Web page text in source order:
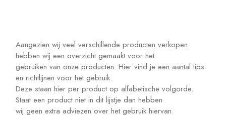
Aangezien wij veel verschillende producten verkopen
hebben wij een overzicht gemaakt voor het
gebruiken van onze producten. Hier vind je een aantal tips
en richtlijnen voor het gebruik.
Deze staan hier per product op alfabetische volgorde.
Staat een product niet in dit lijstje dan hebben
wij geen extra adviezen over het gebruik hiervan.